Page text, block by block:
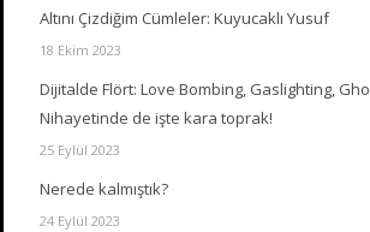
Altını Çizdiğim Cümleler: Kuyucaklı Yusuf
18 Ekim 2023
Dijitalde Flört: Love Bombing, Gaslighting,
Nihayetinde de işte kara toprak!
25 Eylül 2023
Nerede kalmıştık?
24 Eylül 2023